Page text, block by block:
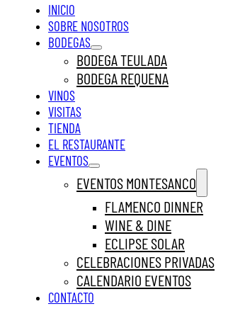
INICIO
SOBRE NOSOTROS
BODEGAS
BODEGA TEULADA
BODEGA REQUENA
VINOS
VISITAS
TIENDA
EL RESTAURANTE
EVENTOS
EVENTOS MONTESANCO
FLAMENCO DINNER
WINE & DINE
ECLIPSE SOLAR
CELEBRACIONES PRIVADAS
CALENDARIO EVENTOS
CONTACTO